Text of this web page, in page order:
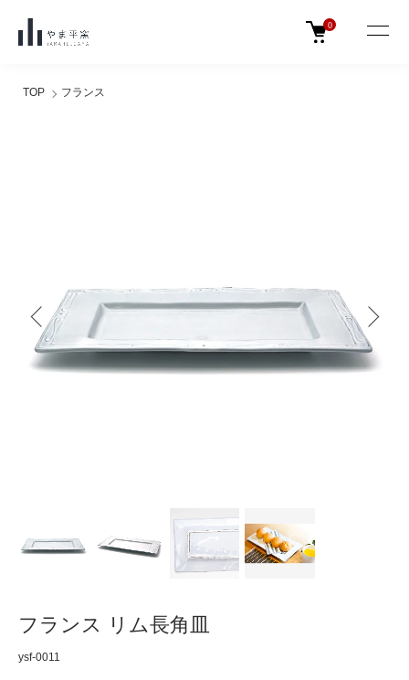
0
TOP フランス
フランス リム長角皿
ysf-0011